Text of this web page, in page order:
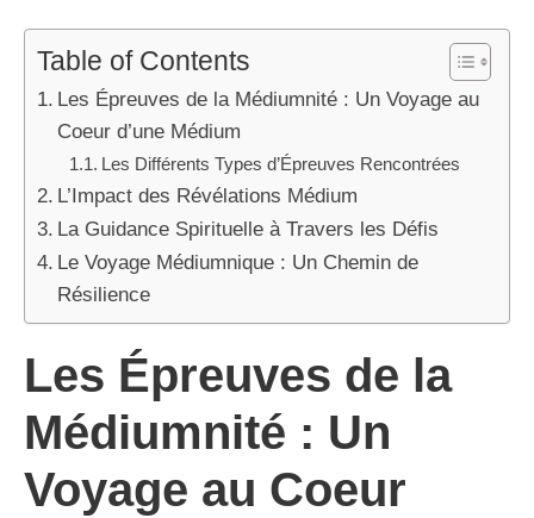
Table of Contents
Les Épreuves de la Médiumnité : Un Voyage au
Coeur d’une Médium
Les Différents Types d’Épreuves Rencontrées
L’Impact des Révélations Médium
La Guidance Spirituelle à Travers les Défis
Le Voyage Médiumnique : Un Chemin de
Résilience
Les Épreuves de la
Médiumnité : Un
Voyage au Coeur